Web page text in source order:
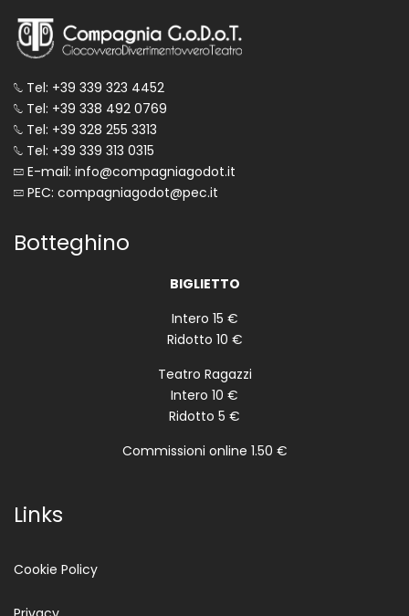
Tel: +39 339 323 4452
Tel: +39 338 492 0769
Tel: +39 328 255 3313
Tel: +39 339 313 0315
E-mail: info@compagniagodot.it
PEC: compagniagodot@pec.it
Botteghino
BIGLIETTO
Intero 15 €
Ridotto 10 €
Teatro Ragazzi
Intero 10 €
Ridotto 5 €
Commissioni online 1.50 €
Links
Cookie Policy